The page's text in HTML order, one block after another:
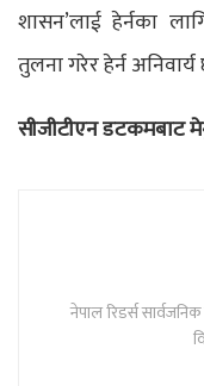
शासन’लाई हेर्नका
तुलना गरेर हेर्न
सीजीटीएन डटकमबाट
नेपाल रिडर्स